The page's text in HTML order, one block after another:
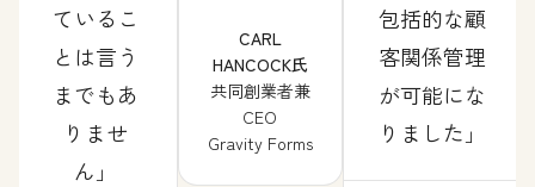
ているこ
とは言う
までもあ
りませ
ん
CARL
HANCOCK氏
共同創業者兼
CEO
Gravity Forms
包括的な顧
客関係管理
が可能にな
りました